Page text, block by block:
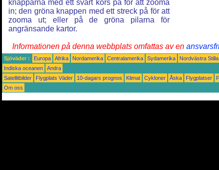
knapparna med ett svart kors på för att zooma
in; den gröna knappen med ett streck på för att
zooma ut; eller på de gröna pilarna för
angränsande kartor.
Informationen på denna webbplats omfattas av en
Sjöväder : Europa Afrika Nordamerika Centralamerika Sydamerika
Nordvästra
Indiska oceanen
Andra
Satellitbilder
Flygplats Väder 10-dagars prognos Klimat Cykloner Åska Flygplatser
Om oss